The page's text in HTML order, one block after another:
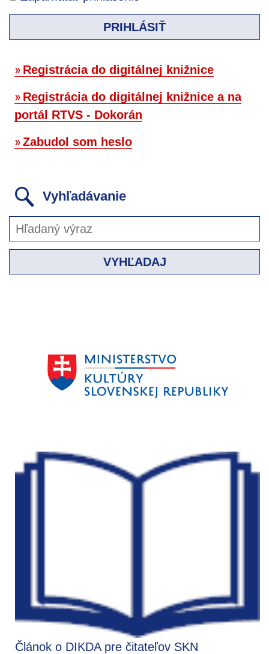
PRIHLÁSIŤ
Registrácia do digitálnej knižnice
Registrácia do digitálnej knižnice a na
portál RTVS - Dokorán
Zabudol som heslo
Vyhľadávanie
VYHĽADAJ
Článok o DIKDA pre čitateľov SKN